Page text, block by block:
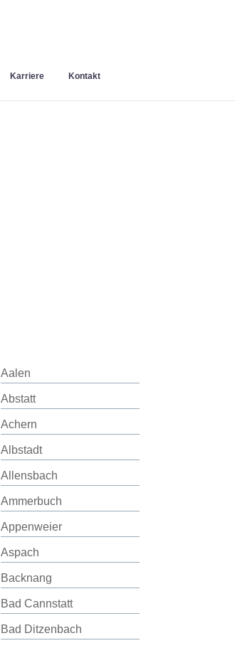
Karriere Kontakt
Aalen
Abstatt
Achern
Albstadt
Allensbach
Ammerbuch
Appenweier
Aspach
Backnang
Bad Cannstatt
Bad Ditzenbach